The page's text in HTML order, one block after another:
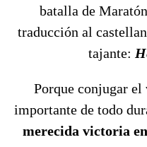
batalla de
traducción al
tajante:
Porque conjugar el
importante de todo
merecida victoria